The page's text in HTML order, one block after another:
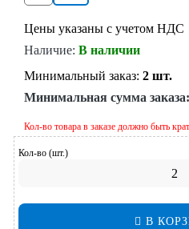
Цены указаны с учетом НДС
Наличие: В наличии
Минимальный заказ: 2 шт.
Минимальная сумма заказа:
Кол-во товара в заказе должно быть
Кол-во (шт.)
В